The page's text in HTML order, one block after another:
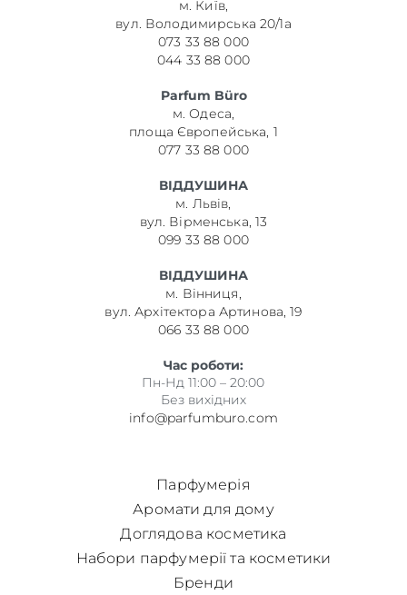
м. Київ,
вул. Володимирська 20/1а
073 33 88 000
044 33 88 000
Parfum Büro
м. Одеса,
площа Європейська, 1
077 33 88 000
ВІДДУШИНА
м. Львів,
вул. Вірменська, 13
099 33 88 000
ВІДДУШИНА
м. Вінниця,
вул. Архітектора Артинова, 19
066 33 88 000
Час роботи:
Пн-Нд 11:00 – 20:00
Без вихідних
info@parfumburo.com
Парфумерія
Аромати для дому
Доглядова косметика
Набори парфумерії та косметики
Бренди